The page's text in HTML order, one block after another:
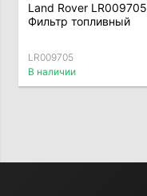
Land Rover LR009705
Фильтр топливный
LR009705
В наличии